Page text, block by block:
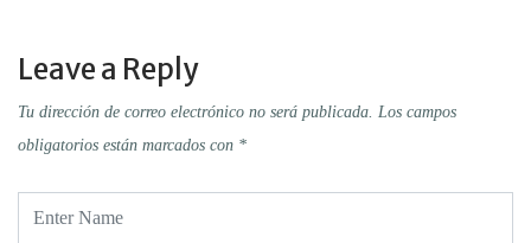
Leave a Reply
Tu dirección de correo electrónico no será publicada. Los campos
obligatorios están marcados con *